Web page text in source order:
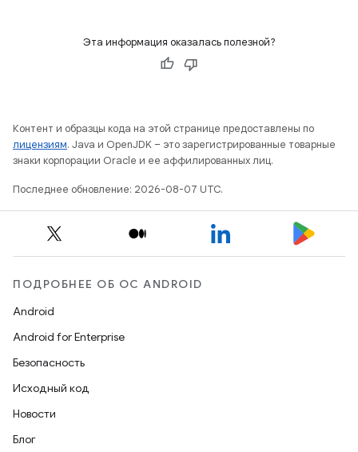
Эта информация оказалась полезной?
Контент и образцы кода на этой странице предоставлены по
лицензиям. Java и OpenJDK – это зарегистрированные товарные
знаки корпорации Oracle и ее аффилированных лиц.
Последнее обновление: 2026-08-07 UTC.
ПОДРОБНЕЕ ОБ ОС ANDROID
Android
Android for Enterprise
Безопасность
Исходный код
Новости
Блог